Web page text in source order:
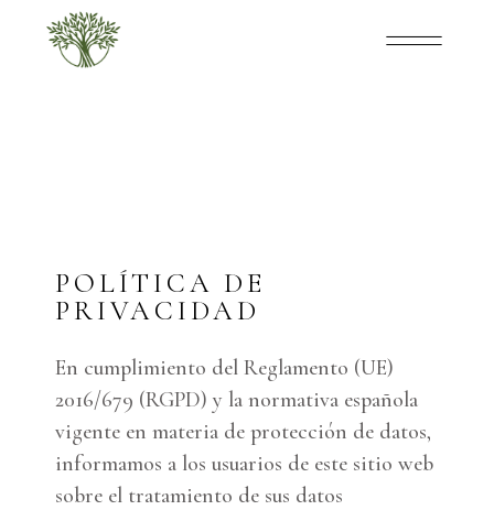
POLÍTICA DE
PRIVACIDAD
En cumplimiento del Reglamento (UE)
2016/679 (RGPD) y la normativa española
vigente en materia de protección de datos,
informamos a los usuarios de este sitio web
sobre el tratamiento de sus datos